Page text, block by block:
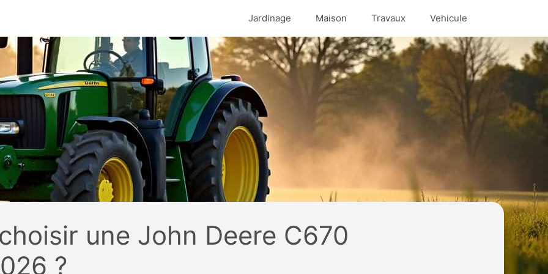
Jardinage Maison Travaux Vehicule
une John Deere C670
?